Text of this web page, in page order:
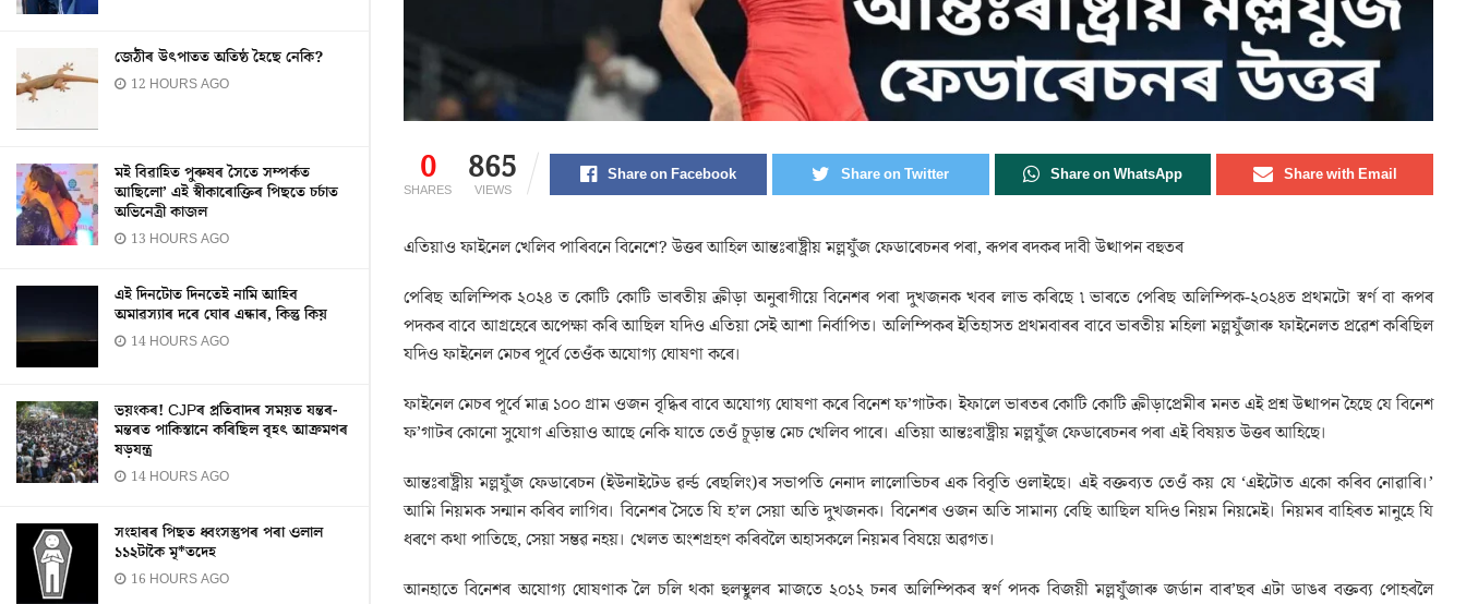
জেঠীৰ উৎপাতত অতিষ্ঠ হৈছে নেকি?
12 HOURS AGO
মই বিৱাহিত পুৰুষৰ সৈতে সম্পৰ্কত
আছিলো’ এই স্বীকাৰোক্তিৰ পিছতে চৰ্চাত
অভিনেত্ৰী কাজল
13 HOURS AGO
এই দিনটোত দিনতেই নামি আহিব
অমাৱস্যাৰ দৰে ঘোৰ এন্ধাৰ, কিন্তু কিয়
14 HOURS AGO
ভয়ংকৰ! CJPৰ প্ৰতিবাদৰ সময়ত যন্তৰ-
মন্তৰত পাকিস্তানে কৰিছিল বৃহৎ আক্ৰমণৰ
ষড়যন্ত্ৰ
14 HOURS AGO
সংহাৰৰ পিছত ধ্বংসস্তুপৰ পৰা ওলাল
১১২টাকৈ মৃ*তদেহ
16 HOURS AGO
0
SHARES
865
VIEWS
Share on Facebook Share on Twitter Share on WhatsApp Share with Email
এতিয়াও ফাইনেল খেলিব পাৰিবনে বিনেশে? উত্তৰ আহিল আন্তঃৰাষ্ট্ৰীয় মল্লযুঁজ ফেডাৰেচনৰ পৰা, ৰূপৰ ৰদকৰ দাবী উত্থাপন বহুতৰ
পেৰিছ অলিম্পিক ২০২৪ ত কোটি কোটি ভাৰতীয় ক্ৰীড়া অনুৰাগীয়ে বিনেশৰ পৰা দুখজনক খবৰ লাভ কৰিছে ৷ ভাৰতে পেৰিছ অলিম্পিক-২০২৪ত প্ৰথমটো স্বৰ্ণ বা ৰূপৰ
পদকৰ বাবে আগ্ৰহেৰে অপেক্ষা কৰি আছিল যদিও এতিয়া সেই আশা নিৰ্বাপিত। অলিম্পিকৰ ইতিহাসত প্ৰথমবাৰৰ বাবে ভাৰতীয় মহিলা মল্লযুঁজাৰু ফাইনেলত প্ৰৱেশ কৰিছিল
যদিও ফাইনেল মেচৰ পূৰ্বে তেওঁক অযোগ্য ঘোষণা কৰে।
ফাইনেল মেচৰ পূৰ্বে মাত্ৰ ১০০ গ্ৰাম ওজন বৃদ্ধিৰ বাবে অযোগ্য ঘোষণা কৰে বিনেশ ফ’গাটক। ইফালে ভাৰতৰ কোটি কোটি ক্ৰীড়াপ্ৰেমীৰ মনত এই প্ৰশ্ন উত্থাপন হৈছে যে বিনেশ
ফ’গাটৰ কোনো সুযোগ এতিয়াও আছে নেকি যাতে তেওঁ চূড়ান্ত মেচ খেলিব পাৰে। এতিয়া আন্তঃৰাষ্ট্ৰীয় মল্লযুঁজ ফেডাৰেচনৰ পৰা এই বিষয়ত উত্তৰ আহিছে।
আন্তঃৰাষ্ট্ৰীয় মল্লযুঁজ ফেডাৰেচন (ইউনাইটেড ৱৰ্ল্ড ৰেছলিং)ৰ সভাপতি নেনাদ লালোভিচৰ এক বিবৃতি ওলাইছে। এই বক্তব্যত তেওঁ কয় যে ‘এইটোত একো কৰিব নোৱাৰি।’
আমি নিয়মক সন্মান কৰিব লাগিব। বিনেশৰ সৈতে যি হ’ল সেয়া অতি দুখজনক। বিনেশৰ ওজন অতি সামান্য বেছি আছিল যদিও নিয়ম নিয়মেই। নিয়মৰ বাহিৰত মানুহে যি
ধৰণে কথা পাতিছে, সেয়া সম্ভৱ নহয়। খেলত অংশগ্ৰহণ কৰিবলৈ অহাসকলে নিয়মৰ বিষয়ে অৱগত।
আনহাতে বিনেশৰ অযোগ্য ঘোষণাক লৈ চলি থকা হুলস্থুলৰ মাজতে ২০১২ চনৰ অলিম্পিকৰ স্বৰ্ণ পদক বিজয়ী মল্লযুঁজাৰু জৰ্ডান বাৰ’ছৰ এটা ডাঙৰ বক্তব্য পোহৰলৈ